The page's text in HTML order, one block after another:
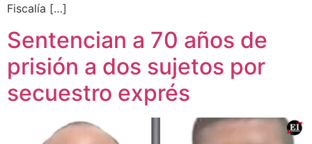
Fiscalía […]
Sentencian a 70 años de
prisión a dos sujetos por
secuestro exprés